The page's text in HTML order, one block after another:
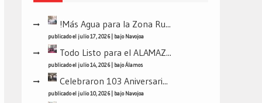
!Más Agua para la Zona Ru...
publicado el julio 17, 2026| bajoNavojoa
Todo Listo para el ALAMAZ...
publicado el julio 14, 2026| bajoÁlamos
Celebraron 103 Aniversari...
publicado el julio 10, 2026| bajoNavojoa